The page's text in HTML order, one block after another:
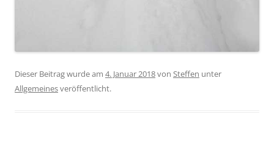
Dieser Beitrag wurde am 4. Januar 2018von Steffen unter
Allgemeinesveröffentlicht.